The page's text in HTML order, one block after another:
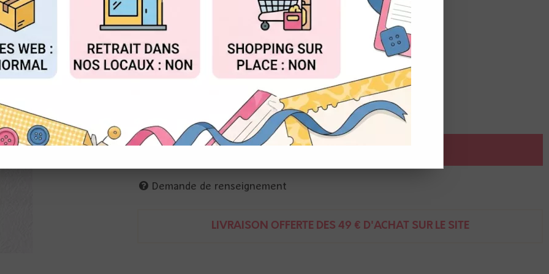
Réf. :SD166
Nellie
Matrices de découpe
3 x 4,8 cm et 2,2 x 3,6 cm et 1,5 x 2,4 cm
Demande de renseignement
LIVRAISON OFFERTE DÈS 49 € D'ACHAT SUR LE SITE
ACCEPTER TOUT